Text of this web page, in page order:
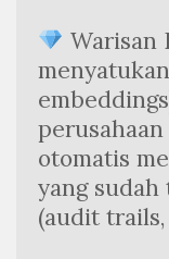
Warisan
perusahaan
otomatis
yang
(audit trails,